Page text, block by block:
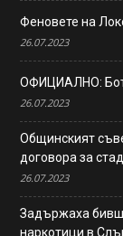
Феновете на
26.07.2023
ОФИЦИАЛНО:
26.07.2023
Общинският
договора за
26.07.2023
Задържаха бивш
наркотици в